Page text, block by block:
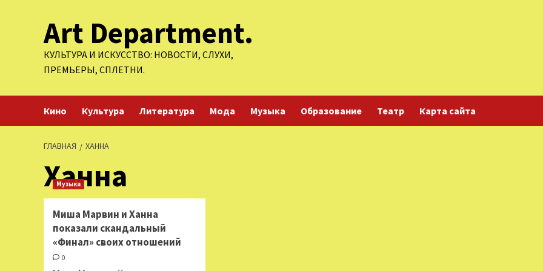
содержимомуArt Department.
КУЛЬТУРА И ИСКУССТВО: НОВОСТИ, СЛУХИ,
ПРЕМЬЕРЫ, СПЛЕТНИ.
Кино Культура Литература Мода Музыка Образование Театр Карта сайта
ГЛАВНАЯ ХАННА
Ханна
Музыка
Миша Марвин и Ханна
показали скандальный
«Финал» своих отношений
0